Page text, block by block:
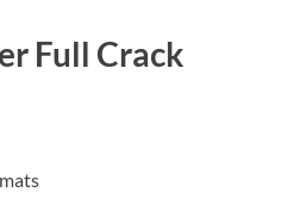
Full Crack